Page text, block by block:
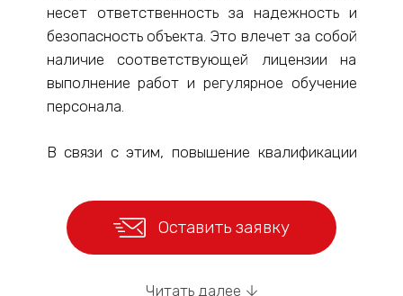
несет ответственность за надежность и
безопасность объекта. Это влечет за собой
наличие соответствующей лицензии на
выполнение работ и регулярное обучение
персонала.
В связи с этим, повышение квалификации
обязательное условие Градостроительного
Кодекса РФ. Помимо профильного
образования, специалист 1 раз в 5 лет
Оставить заявку
Читать далее